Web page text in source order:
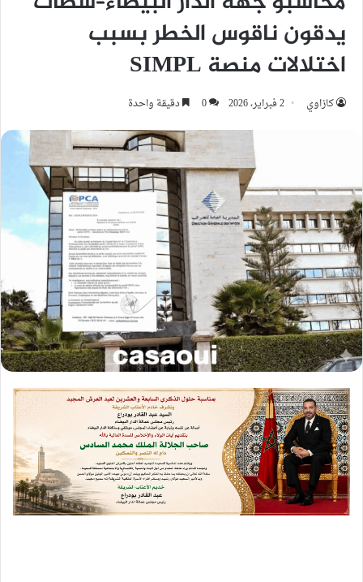
يدقون ناقوس الخطر بسبب
اختلالات منصة SIMPL
كازاوي 2 فبراير، 2026 0 دقيقة واحدة